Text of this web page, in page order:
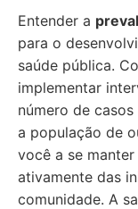
Entender a
para o
saúde pública.
implementar
número de
a população de
você a se
ativamente das
comunidade. A